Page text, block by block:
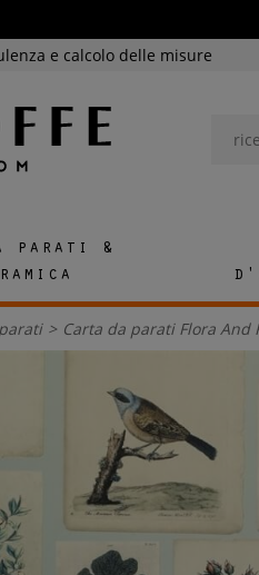
e calcolo delle misure
parati &
> Carta da parati Flora And